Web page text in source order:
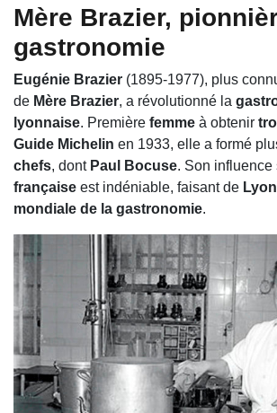
Mère Brazier,
gastronomie
Eugénie Brazier (1895-1977), plus
de Mère Brazier, a révolutionné la
lyonnaise. Première femme à obtenir
Guide Michelin en 1933, elle a formé
chefs, dont Paul Bocuse. Son influence
française est indéniable, faisant de Lyon
mondiale de la gastronomie.